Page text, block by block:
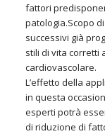
fattori
patologia.Scopo
successivi già
stili di vita corretti
cardiovascolare.
L’effetto della
in questa
esperti potrà
di riduzione di